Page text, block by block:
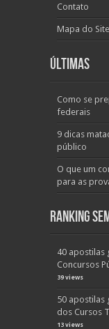
Contato
Mapa do Site
Últimas
Como se
federais
9 dicas
público
O que um
para as
Ranking
40 apostilas
Concursos
39 views
50 apostilas
dos Cursos
13 views